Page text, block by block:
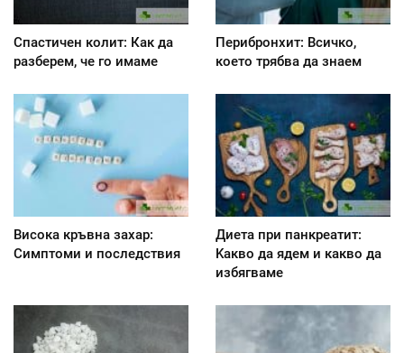
Спастичен колит: Как да
разберем, че го имаме
Перибронхит: Всичко,
което трябва да знаем
Висока кръвна захар:
Симптоми и последствия
Диета при панкреатит:
Kакво да ядем и какво да
избягваме